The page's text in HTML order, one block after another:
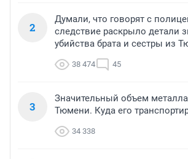
2
Думали, что говорят с
следствие раскрыло детали
убийства брата и сестры из
38 474 45
3
Значительный объем
Тюмени. Куда его
34 338